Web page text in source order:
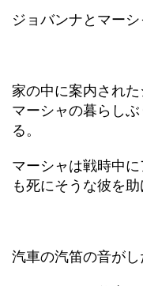
ジョバンナとマーシ
家の中に案内され
マーシャの暮らし
る。
マーシャは戦時中
も死にそうな彼を助
汽車の汽笛の音がし